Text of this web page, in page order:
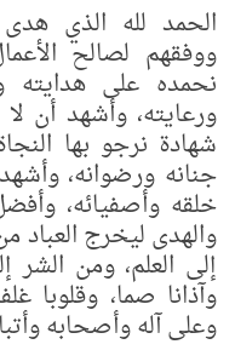
الحمد لله الذي هدى
ووفقهم لصالح
نحمده على هدايته
ورعايته، وأشهد أن
شهادة نرجو بها
جنانه ورضوانه،
خلقه وأصفيائه،
والهدى ليخرج العباد
إلى العلم، ومن الشر
وآذانا صما، وقلوبا
وعلى آله وأصحابه